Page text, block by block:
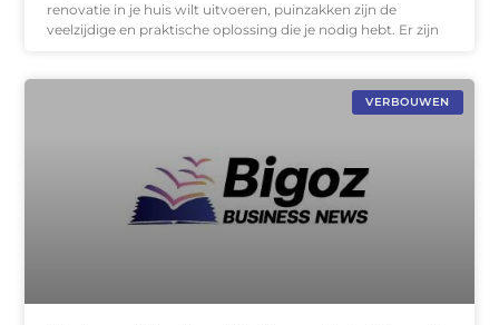
renovatie in je huis wilt uitvoeren, puinzakken zijn de
veelzijdige en praktische oplossing die je nodig hebt. Er zijn
VERBOUWEN